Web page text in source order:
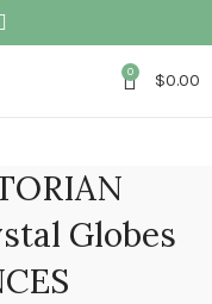
0 $0.00
Globes